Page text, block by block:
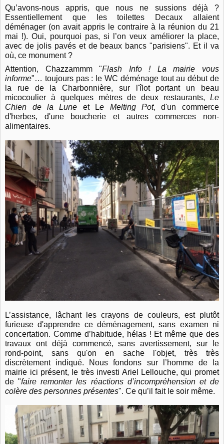
Qu’avons-nous appris, que nous ne sussions déjà ?
Essentiellement que les toilettes Decaux allaient
déménager (on avait appris le contraire à la réunion du 21
mai !). Oui, pourquoi pas, si l’on veux améliorer la place,
avec de jolis pavés et de beaux bancs "parisiens". Et il va
où, ce monument ?
Attention, Chazzammm "Flash Info ! La mairie vous
informe"… toujours pas : le WC déménage tout au début de
la rue de la Charbonnière, sur l'îlot portant un beau
micocoulier à quelques mètres de deux restaurants, Le
Chien de la Lune et Le Melting Pot, d'un commerce
d'herbes, d'une boucherie et autres commerces non-
alimentaires.
L’assistance, lâchant les crayons de couleurs, est plutôt
furieuse d'apprendre ce déménagement, sans examen ni
concertation. Comme d’habitude, hélas ! Et même que des
travaux ont déjà commencé, sans avertissement, sur le
rond-point, sans qu'on en sache l'objet, très très
discrètement indiqué. Nous fondons sur l’homme de la
mairie ici présent, le très investi Ariel Lellouche, qui promet
de "faire remonter les réactions d’incompréhension et de
colère des personnes présentes". Ce qu’il fait le soir même.